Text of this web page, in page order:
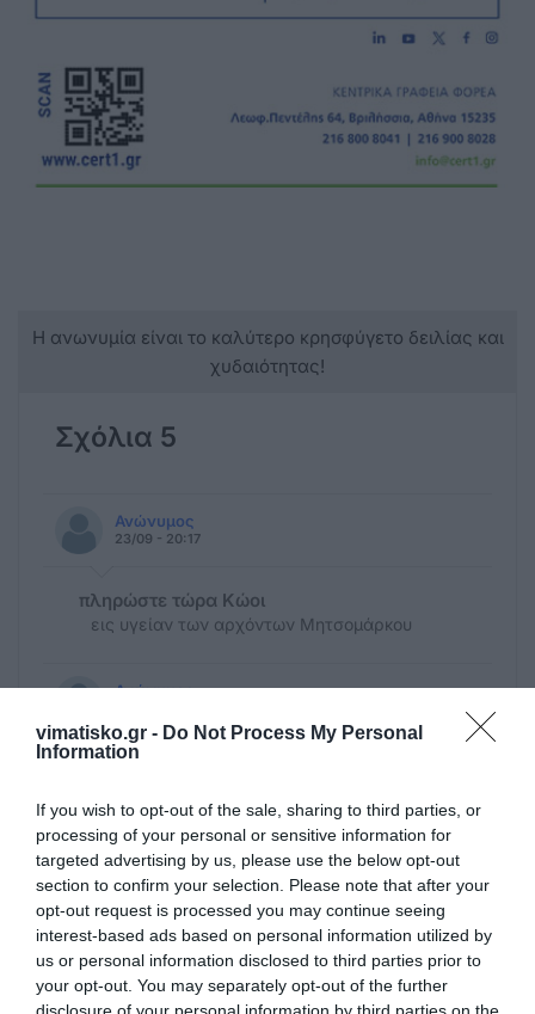
vimatisko.gr - Do Not Process My Personal
Information
If you wish to opt-out of the sale, sharing to third parties, or
processing of your personal or sensitive information for
targeted advertising by us, please use the below opt-out
section to confirm your selection. Please note that after your
opt-out request is processed you may continue seeing
interest-based ads based on personal information utilized by
us or personal information disclosed to third parties prior to
your opt-out. You may separately opt-out of the further
Η ανωνυμία είναι το καλύτερο κρησφύγετο δειλίας και
χυδαιότητας!
Σχόλια 5
Ανώνυμος
23/09 - 20:17
πληρώστε τώρα Κώοι
εις υγείαν των αρχόντων Μητσομάρκου
Ανώνυμος
Ανώνυμος
23/09 - 19:49
Δήμος
Ο δημοσκΩ κατέστρεψε τοΧΥΤΑ.. Μπράβο
sto Xatzimarko